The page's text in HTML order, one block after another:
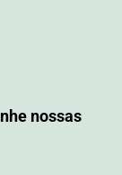
nossas